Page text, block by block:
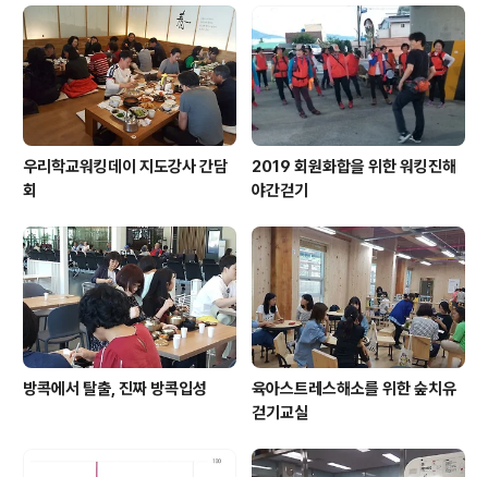
우리학교워킹데이 지도강사 간담
회
2019 회원화합을 위한 워킹진해
야간걷기
방콕에서 탈출, 진짜 방콕입성
육아스트레스해소를 위한 숲치유
걷기교실